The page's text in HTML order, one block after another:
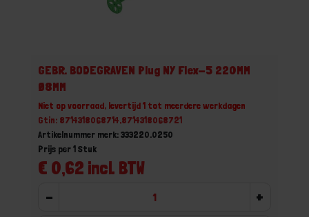
GEBR. BODEGRAVEN Plug NY Flex-5 220MM
Ø8MM
Niet op voorraad, levertijd 1 tot meerdere werkdagen
Gtin: 8714318068714,8714318068721
Artikelnummer merk: 333220.0250
€ 0,62 incl. BTW
Prijs per 1 Stuk
- +